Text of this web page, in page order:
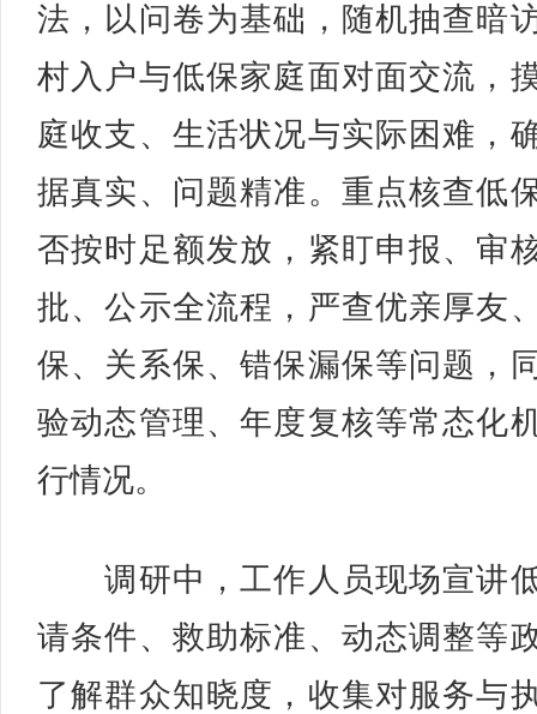
法，以问卷为基础，随机抽查暗
村入户与低保家庭面对面交流，
庭收支、生活状况与实际困难，
据真实、问题精准。重点核查低
否按时足额发放，紧盯申报、审
批、公示全流程，严查优亲厚友
保、关系保、错保漏保等问题，
验动态管理、年度复核等常态化
行情况。
调研中，工作人员现场宣讲
请条件、救助标准、动态调整等
了解群众知晓度，收集对服务与